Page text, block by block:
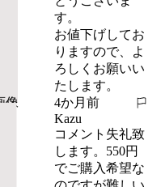
す。
お値下げしてお
りますので、よ
ろしくお願いい
たします。
4か月前
報告する
Kazu
コメント失礼致
します。550円
でご購入希望な